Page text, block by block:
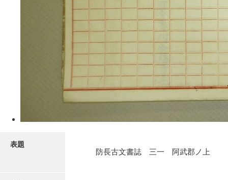
5ページ
表題
防長古文書誌 三一 阿武郡ノ上